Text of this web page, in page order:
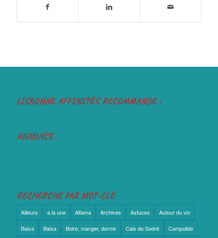
LISBONNE AFFINITÉS RECOMMANDE :
ANNONCE
RECHERCHE PAR MOT-CLÉ
Ailleurs a la une Alfama Archives Astuces Autour du vin
Baixa Baixa Boire, manger, dormir Cais do Sodré Campolide